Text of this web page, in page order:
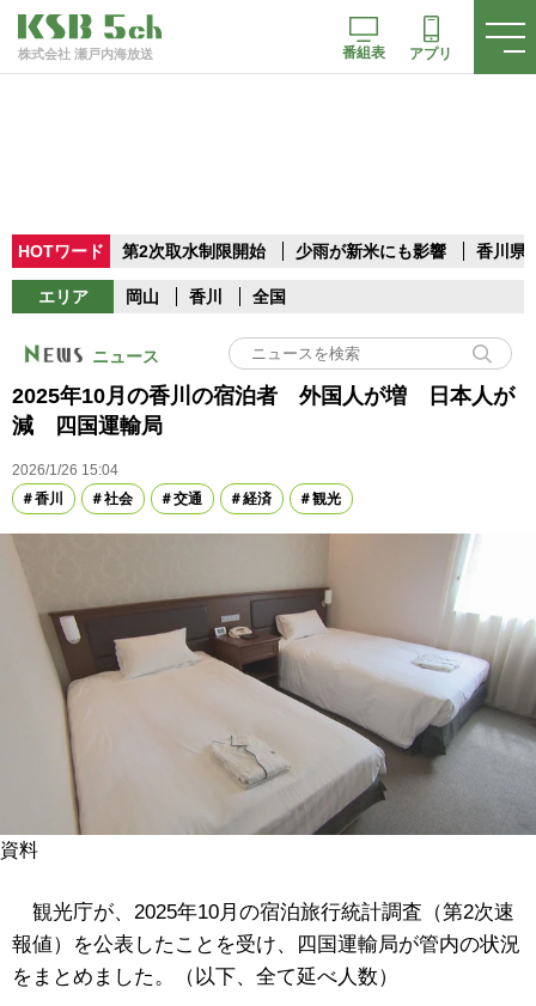
株式会社 瀬戸内海放送 番組表 アプリ
HOTワード 第2次取水制限開始 少雨が新米にも影響 香川県
エリア 岡山 香川 全国
ニュース
2025年10月の香川の宿泊者 外国人が増 日本人が
減 四国運輸局
2026/1/26 15:04
香川
社会 交通 経済 観光
資料
観光庁が、2025年10月の宿泊旅行統計調査（第2次速
報値）を公表したことを受け、四国運輸局が管内の状況
をまとめました。（以下、全て延べ人数）